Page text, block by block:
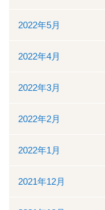
2022年5月
2022年4月
2022年3月
2022年2月
2022年1月
2021年12月